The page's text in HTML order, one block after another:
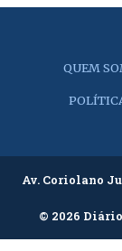
QUEM
Av. Coriolano
© 2026